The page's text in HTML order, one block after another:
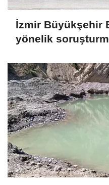
İzmir Büyükşehir
yönelik